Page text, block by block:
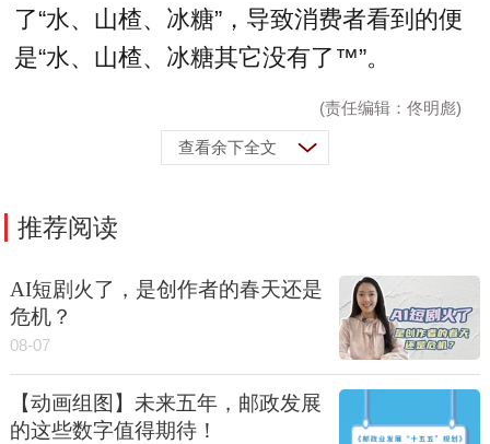
了“水、山楂、冰糖”，导致消费者看到的便
是“水、山楂、冰糖其它没有了™”。
(责任编辑：佟明彪)
查看余下全文
推荐阅读
AI短剧火了，是创作者的春天还是
危机？
08-07
【动画组图】未来五年，邮政发展
的这些数字值得期待！